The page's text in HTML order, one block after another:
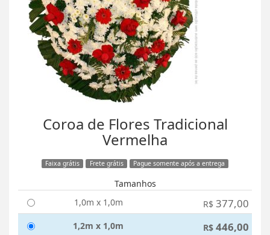
Coroa de Flores Tradicional
Vermelha
Faixa grátis Frete grátis Pague somente após a entrega
Tamanhos
1,0m x 1,0m
R$ 377,00
1,2m x 1,0m R$ 446,00